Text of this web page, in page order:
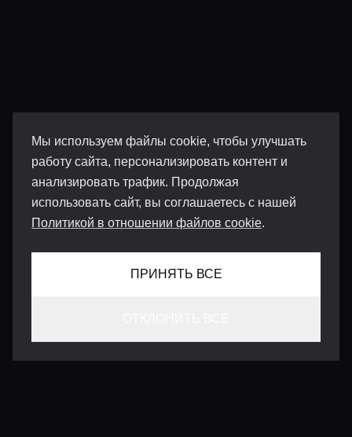
Мы используем файлы cookie, чтобы улучшать
работу сайта, персонализировать контент и
анализировать трафик. Продолжая
использовать сайт, вы соглашаетесь с нашей
Политикой в отношении файлов cookie.
ПРИНЯТЬ ВСЕ